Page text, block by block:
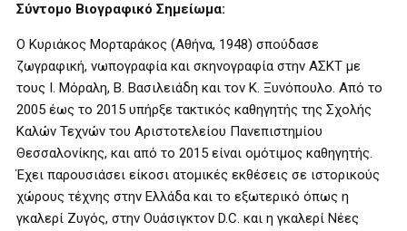
Σύντομο Βιογραφικό Σημείωμα:
Ο Κυριάκος Μορταράκος (Αθήνα, 1948) σπούδασε
ζωγραφική, νωπογραφία και σκηνογραφία στην ΑΣΚΤ με
τους Ι. Μόραλη, Β. Βασιλειάδη και τον Κ. Ξυνόπουλο. Από το
2005 έως το 2015 υπήρξε τακτικός καθηγητής της Σχολής
Καλών Τεχνών του Αριστοτελείου Πανεπιστημίου
Θεσσαλονίκης, και από το 2015 είναι ομότιμος καθηγητής.
Έχει παρουσιάσει είκοσι ατομικές εκθέσεις σε ιστορικούς
χώρους τέχνης στην Ελλάδα και το εξωτερικό όπως η
γκαλερί Ζυγός, στην Ουάσιγκτον D.C. και η γκαλερί Νέες